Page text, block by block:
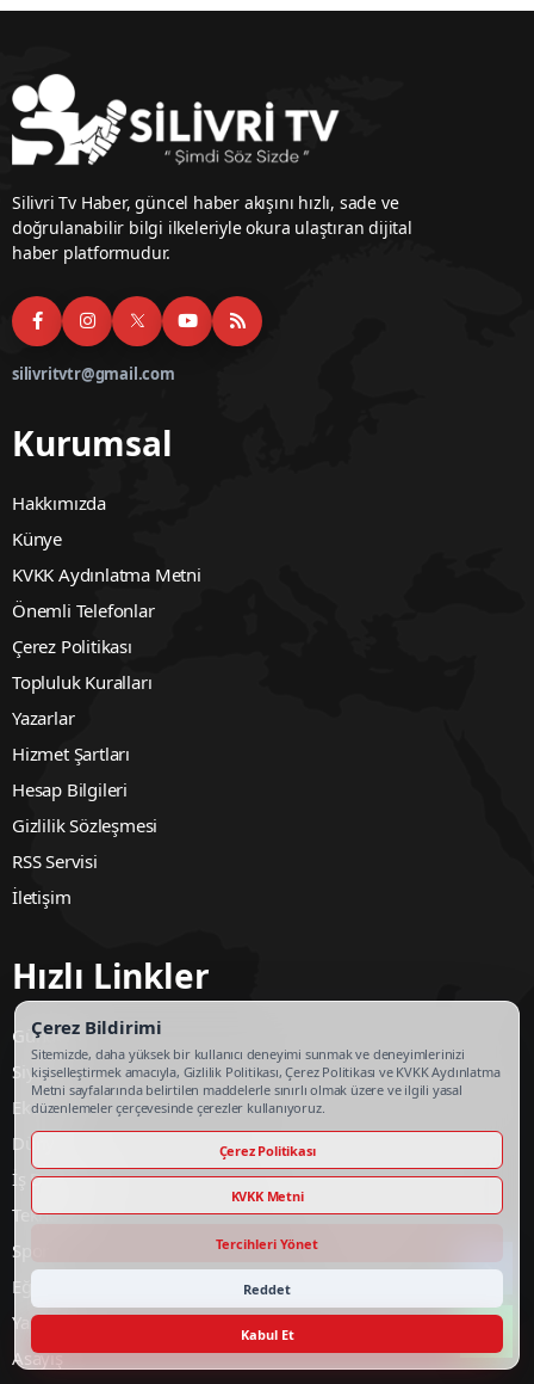
Silivri Tv Haber, güncel haber akışını hızlı, sade ve
doğrulanabilir bilgi ilkeleriyle okura ulaştıran dijital
haber platformudur.
silivritvtr@gmail.com
Kurumsal
Hakkımızda
Künye
KVKK Aydınlatma Metni
Önemli Telefonlar
Çerez Politikası
Topluluk Kuralları
Yazarlar
Hizmet Şartları
Hesap Bilgileri
Gizlilik Sözleşmesi
RSS Servisi
İletişim
Hızlı Linkler
Gündem
Siyaset
Ekonomi
Dünya
İş Dünyası
Teknoloji
Spor
Eğitim
Yazarlar
Asayiş
Çerez Bildirimi
Sitemizde, daha yüksek bir kullanıcı deneyimi sunmak ve deneyimlerinizi
kişiselleştirmek amacıyla, Gizlilik Politikası, Çerez Politikası ve KVKK Aydınlatma
Metni sayfalarında belirtilen maddelerle sınırlı olmak üzere ve ilgili yasal
düzenlemeler çerçevesinde çerezler kullanıyoruz.
Çerez Politikası
KVKK Metni
Tercihleri Yönet
Reddet
Kabul Et